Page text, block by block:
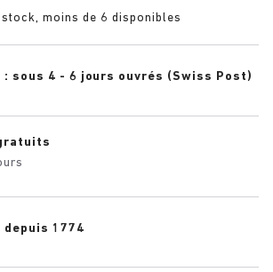
stock, moins de 6 disponibles
sous 4 - 6 jours ouvrés (Swiss Post)
1774